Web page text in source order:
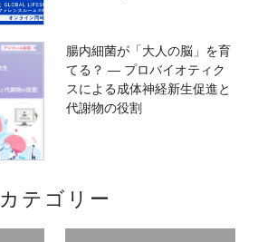
腸内細菌が「大人の脳」を育
てる？ ― プロバイオティク
スによる成体神経新生促進と
代謝物の役割
カテゴリー